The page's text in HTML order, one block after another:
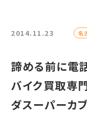
2014.11.23 名
諦める前に電
バイク買取専
ダスーパーカ